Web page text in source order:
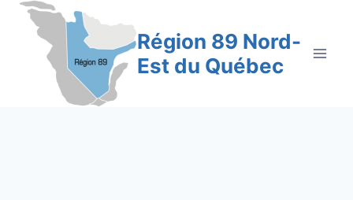
Aller
contenu
Région 89 Nord-
Est du Québec